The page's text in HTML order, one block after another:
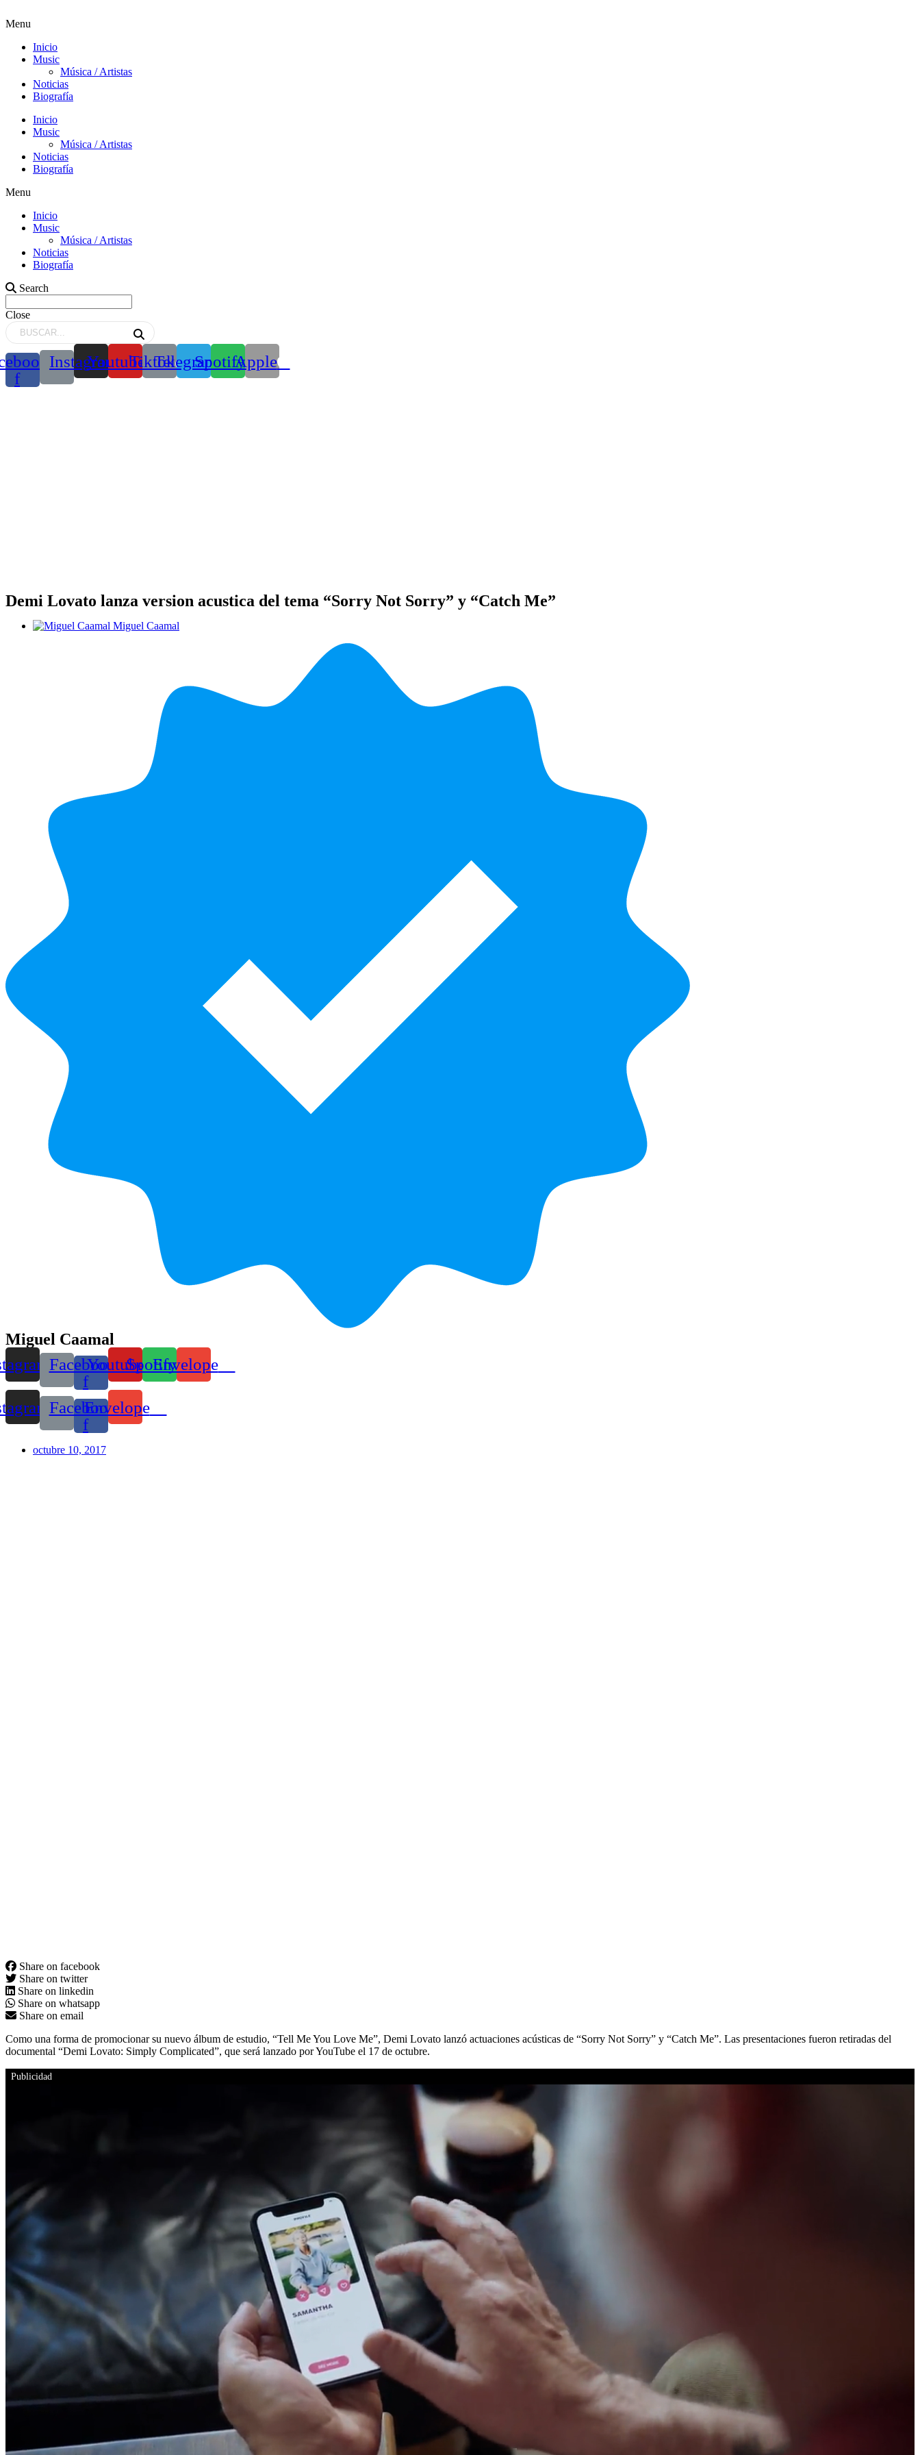
Menu
Inicio
Music
Música / Artistas
Noticias
Biografía
Inicio
Music
Música / Artistas
Noticias
Biografía
Menu
Inicio
Music
Música / Artistas
Noticias
Biografía
Search
Close
f
Instagram
YoutubeTiktokTelegramSpotifyApple
Demi Lovato lanza version acustica del tema “Sorry Not Sorry” y “Catch Me”
Miguel Caamal
Miguel Caamal
Facebook-
f
YoutubeSpotifyEnvelope
Facebook-
f
Envelope
octubre 10, 2017
Share on facebook
Share on twitter
Share on linkedin
Share on whatsapp
Share on email
Como una forma de promocionar su nuevo álbum de estudio, “Tell Me You Love Me”, Demi Lovato lanzó actuaciones acústicas de “Sorry Not Sorry” y “Catch Me”. Las presentaciones fueron retiradas del
documental “Demi Lovato: Simply Complicated”, que será lanzado por YouTube el 17 de octubre.
Publicidad